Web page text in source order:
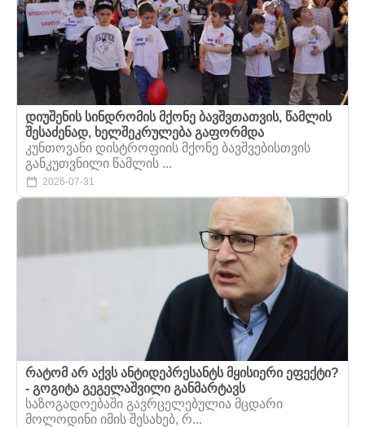
დიუშენის სინდრომის მქონე ბავშვთათვის, წამლის
შესაძენად, ხელშეკრულება გაფორმდა
კუნთოვანი დისტროფიის მქონე ბავშვებისთვის
განკუთვნილი წამლის ...
2026-07-31
რატომ არ აქვს ანტიდეპრესანტს მყისიერი ეფექტი?
- გოგიტა გეგელაშვილი განმარტავს
საზოგადოებაში გავრცელებულია მცდარი
მოლოდინი იმის შესახებ, რ...